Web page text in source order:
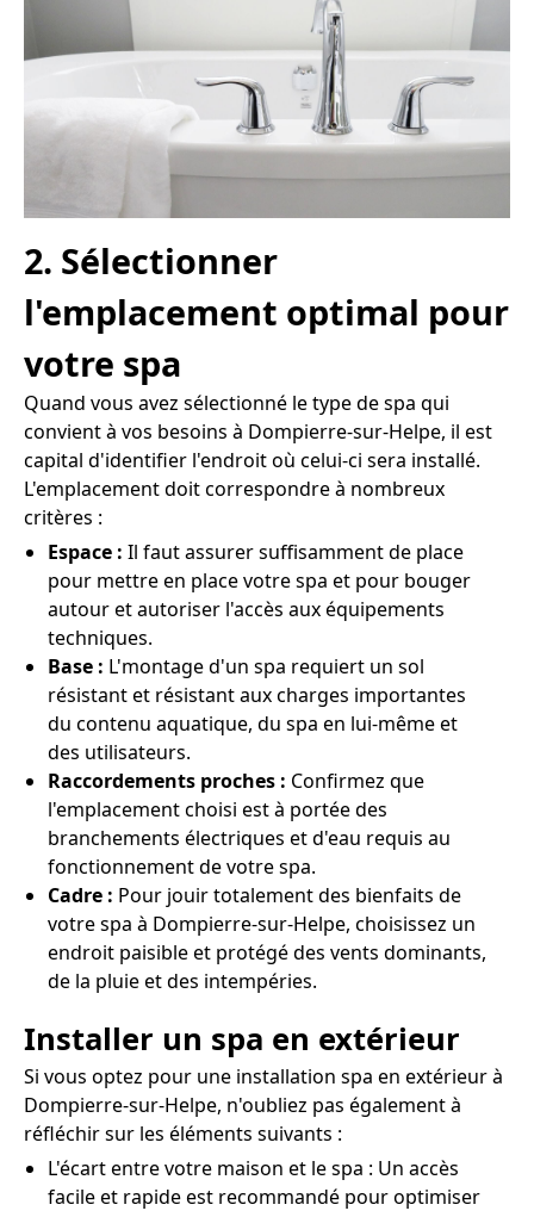
2. Sélectionner
l'emplacement optimal pour
votre spa
Quand vous avez sélectionné le type de spa qui
convient à vos besoins à Dompierre-sur-Helpe, il est
capital d'identifier l'endroit où celui-ci sera installé.
L'emplacement doit correspondre à nombreux
critères :
Espace : Il faut assurer suffisamment de place
pour mettre en place votre spa et pour bouger
autour et autoriser l'accès aux équipements
techniques.
Base : L'montage d'un spa requiert un sol
résistant et résistant aux charges importantes
du contenu aquatique, du spa en lui-même et
des utilisateurs.
Raccordements proches : Confirmez que
l'emplacement choisi est à portée des
branchements électriques et d'eau requis au
fonctionnement de votre spa.
Cadre : Pour jouir totalement des bienfaits de
votre spa à Dompierre-sur-Helpe, choisissez un
endroit paisible et protégé des vents dominants,
de la pluie et des intempéries.
Installer un spa en extérieur
Si vous optez pour une installation spa en extérieur à
Dompierre-sur-Helpe, n'oubliez pas également à
réfléchir sur les éléments suivants :
L'écart entre votre maison et le spa : Un accès
facile et rapide est recommandé pour optimiser